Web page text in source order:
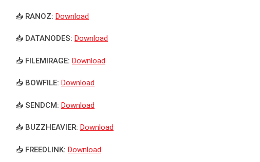
📥 RANOZ: Download
📥 DATANODES: Download
📥 FILEMIRAGE: Download
📥 BOWFILE: Download
📥 SENDCM: Download
📥 BUZZHEAVIER: Download
📥 FREEDLINK: Download